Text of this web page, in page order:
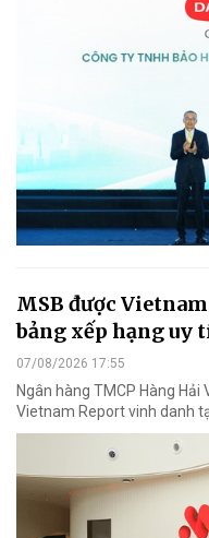
MSB được
bảng xếp hạng uy
07/08/2026 17:55
Ngân hàng TMCP Hàng
Vietnam Report vinh danh